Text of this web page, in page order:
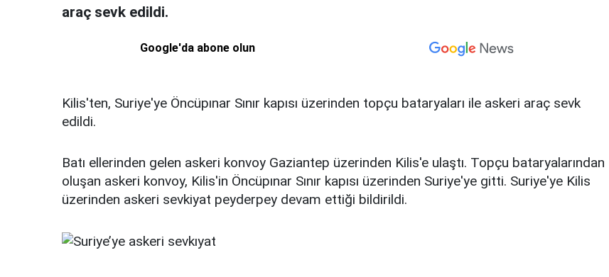
araç sevk edildi.
Google'da abone olun
Kilis'ten, Suriye'ye Öncüpınar Sınır kapısı üzerinden topçu bataryaları ile askeri araç sevk
edildi.
Batı ellerinden gelen askeri konvoy Gaziantep üzerinden Kilis'e ulaştı. Topçu bataryalarından
oluşan askeri konvoy, Kilis'in Öncüpınar Sınır kapısı üzerinden Suriye'ye gitti. Suriye'ye Kilis
üzerinden askeri sevkiyat peyderpey devam ettiği bildirildi.